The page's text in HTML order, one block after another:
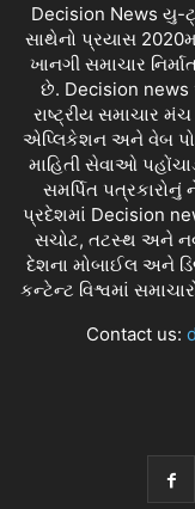
Decision News
સાથેનો પ્રયાસ
ખાનગી સમાચાર
છે. Decision news
રાષ્ટ્રીય સમાચાર
એપ્લિકેશન અને વેબ
માહિતી સેવાઓ
સમર્પિત પત્રકારોનું
પ્રદેશમાં Decision
સચોટ, તટસ્થ અને
દેશના મોબાઈલ અને
કન્ટેન્ટ વિશ્વમાં
Contact us: